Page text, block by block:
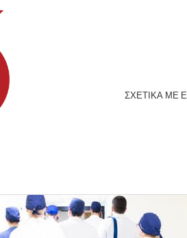
ΣΧΕΤΙΚΆ ΜΕ